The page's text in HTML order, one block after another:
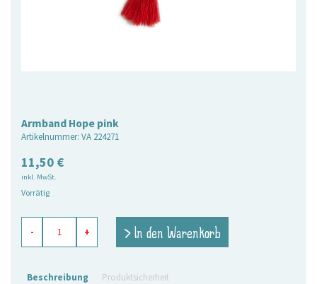
Armband Hope pink
Artikelnummer: VA 224271
11,50 €
inkl. MwSt.
Vorrätig
Hope
pink
- + > In den Warenkorb
Beschreibung Produktsicherheit